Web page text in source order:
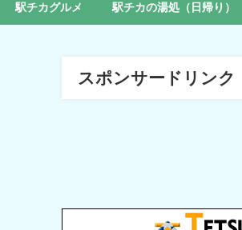
駅チカグルメ 駅チカの湯処（日帰り）
スポンサードリンク